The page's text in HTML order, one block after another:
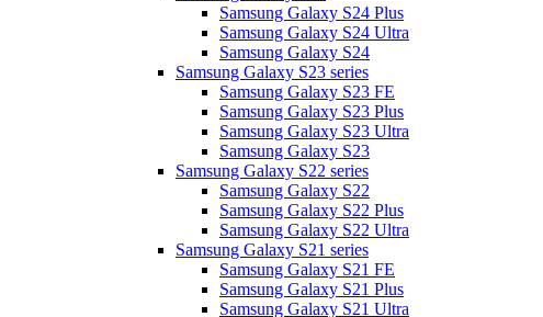
Samsung Galaxy S24 Plus
Samsung Galaxy S24 Ultra
Samsung Galaxy S24
Samsung Galaxy S23 series
Samsung Galaxy S23 FE
Samsung Galaxy S23 Plus
Samsung Galaxy S23 Ultra
Samsung Galaxy S23
Samsung Galaxy S22 series
Samsung Galaxy S22
Samsung Galaxy S22 Plus
Samsung Galaxy S22 Ultra
Samsung Galaxy S21 series
Samsung Galaxy S21 FE
Samsung Galaxy S21 Plus
Samsung Galaxy S21 Ultra